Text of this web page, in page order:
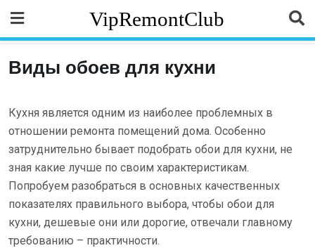
content
VipRemontClub
Виды обоев для кухни
Кухня является одним из наиболее проблемных в
отношении ремонта помещений дома. Особенно
затруднительно бывает подобрать обои для кухни, не
зная какие лучше по своим характеристикам.
Попробуем разобраться в основных качественных
показателях правильного выбора, чтобы обои для
кухни, дешевые они или дорогие, отвечали главному
требованию – практичности.